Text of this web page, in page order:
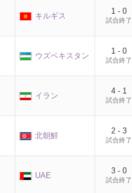
キルギス
1 - 0
試合終了
ウズベキスタン
1 - 0
試合終了
イラン
4 - 1
試合終了
北朝鮮
2 - 3
試合終了
UAE
3 - 0
試合終了